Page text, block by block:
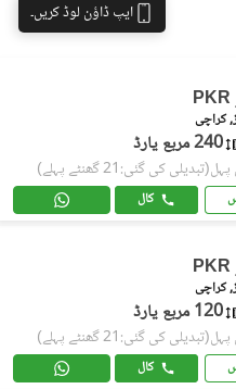
ایپ ڈاؤن لوڈ کریں۔
PKR
کراچی
240 مربع یارڈ
(تبدیلی کی گئی:21 گھنٹے پہلے)
کال
PKR
کراچی
120 مربع یارڈ
(تبدیلی کی گئی:21 گھنٹے پہلے)
کال